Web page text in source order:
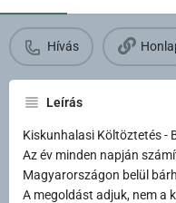
Hívás
Leírás
Kiskunhalasi Költöztetés -
Az év minden napján
Magyarországon belül
A megoldást adjuk, nem a